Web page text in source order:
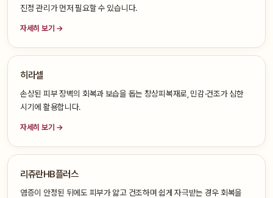
진정 관리가 먼저 필요할 수 있습니다.
자세히 보기 →
히라셀
손상된 피부 장벽의 회복과 보습을 돕는 창상피복재로, 민감·건조가 심한
시기에 활용합니다.
자세히 보기 →
리쥬란HB플러스
염증이 안정된 뒤에도 피부가 얇고 건조하며 쉽게 자극받는 경우 회복을